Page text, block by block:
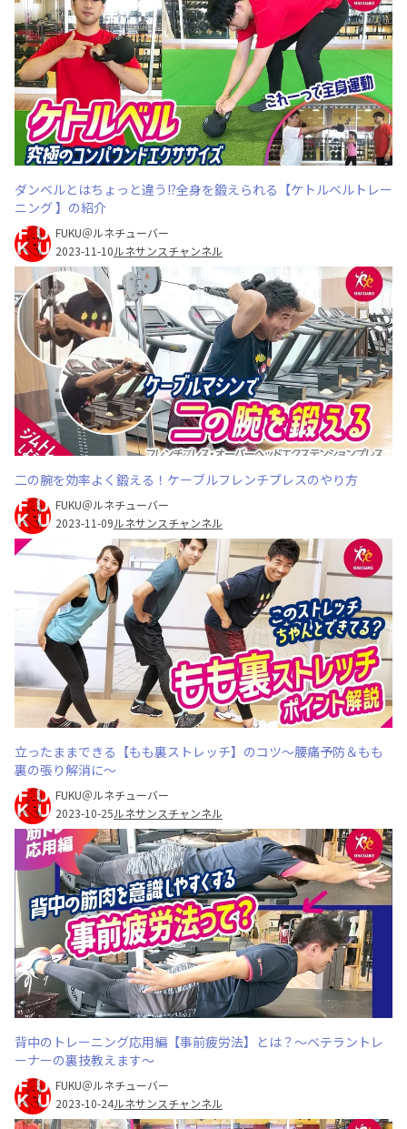
ダンベルとはちょっと違う!?全身を鍛えられる【ケトルベルトレー
ニング 】の紹介
FUKU＠ルネチューバー
2023-11-10ルネサンスチャンネル
二の腕を効率よく鍛える！ケーブルフレンチプレスのやり方
FUKU＠ルネチューバー
2023-11-09ルネサンスチャンネル
立ったままできる【もも裏ストレッチ】のコツ〜腰痛予防＆もも
裏の張り解消に〜
FUKU＠ルネチューバー
2023-10-25ルネサンスチャンネル
背中のトレーニング応用編【事前疲労法】とは？〜ベテラントレ
ーナーの裏技教えます〜
FUKU＠ルネチューバー
2023-10-24ルネサンスチャンネル